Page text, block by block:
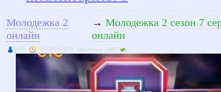
Молодежка 2
онлайн
→ Молодежка 2 сезон 7
онлайн
kivik 25-11-2014, 00:29 Просмотров: 6687